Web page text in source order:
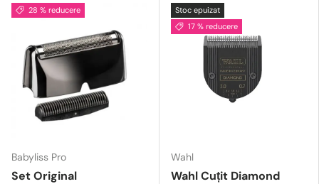
28 % reducere
Babyliss Pro
Set Original
Stoc epuizat
17 % reducere
Wahl
Wahl Cuțit Diamond